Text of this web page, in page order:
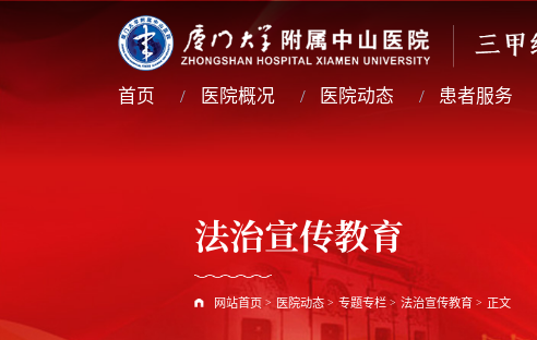
首页 医院概况 医院动态 患者服务
法治宣传教育
网站首页 > 医院动态 > 专题专栏 > 法治宣传教育 > 正文